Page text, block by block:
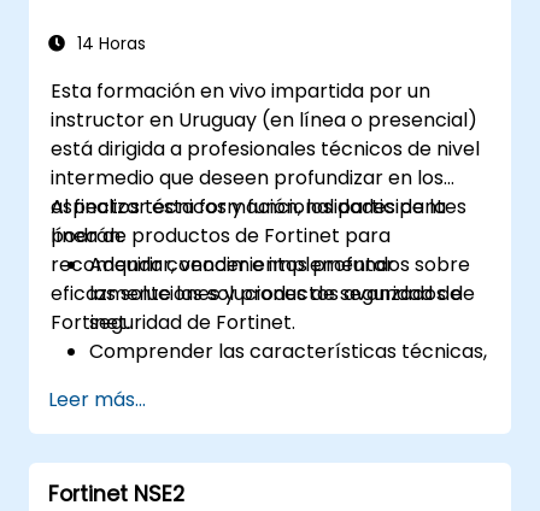
amenazas.
analizar registros y generar informes
para auditoría y cumplimiento.
14 Horas
Esta formación en vivo impartida por un
instructor en Uruguay (en línea o presencial)
está dirigida a profesionales técnicos de nivel
intermedio que deseen profundizar en los
aspectos técnicos y funcionalidades de la
línea de productos de Fortinet para
recomendar, vender e implementar
eficazmente las soluciones de seguridad de
Fortinet.
Al finalizar esta formación, los participantes
podrán:
Adquirir conocimientos profundos sobre
las soluciones y productos avanzados de
seguridad de Fortinet.
Comprender las características técnicas,
implementación de cada producto
principal de Fortinet.
Configurar, gestionar y solucionar
problemas de las soluciones Fortinet en
Leer más...
Fortinet NSE2